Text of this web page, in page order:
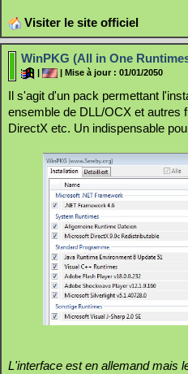
Visiter le site officiel
WinPKG (All in One
| Mise à jour : 01/01/2050
Il s'agit d'un pack permettant
ensemble de DLL/OCX et autres
DirectX etc. Un indispensable
L'interface est en allemand mais